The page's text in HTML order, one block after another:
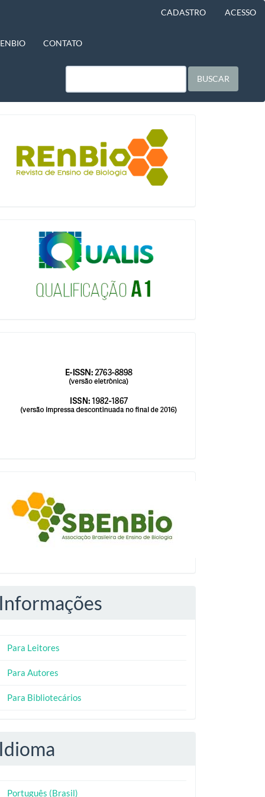
CADASTRO ACESSO
CONTATO
BUSCAR
qualis
blocologosbenbio
Informações
Para Leitores
Para Autores
Para Bibliotecários
Idioma
Português (Brasil)